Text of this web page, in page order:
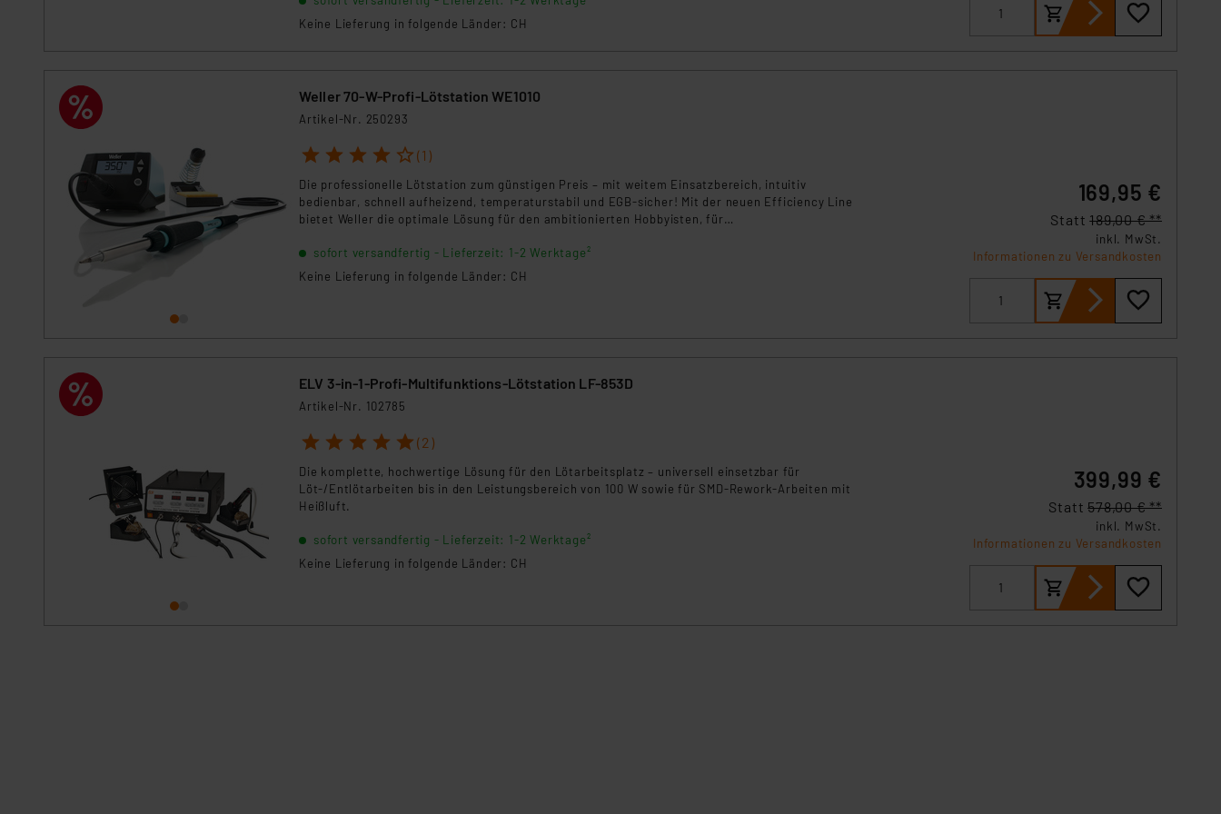
Impressum|Datenschutzerklärung
Keine Lieferung in folgende Länder: CH
Weller 70-W-Profi-Lötstation WE1010
Artikel-Nr. 250293
1 2 3 4 5 (1)
Die professionelle Lötstation zum günstigen Preis – mit weitem Einsatzbereich, intuitiv
bedienbar, schnell aufheizend, temperaturstabil und EGB-sicher! Mit der neuen Efficiency Line
bietet Weller die optimale Lösung für den ambitionierten Hobbyisten, für
sofort versandfertig - Lieferzeit: 1-2 Werktage²
Keine Lieferung in folgende Länder: CH
169,95 €
Statt189,00 € **
inkl. MwSt.
Informationen zu Versandkosten
ELV 3-in-1-Profi-Multifunktions-Lötstation LF-853D
Artikel-Nr. 102785
1 2 3 4 5 (2)
Die komplette, hochwertige Lösung für den Lötarbeitsplatz – universell einsetzbar für
Löt-/Entlötarbeiten bis in den Leistungsbereich von 100 W sowie für SMD-Rework-Arbeiten mit
Heißluft.
sofort versandfertig - Lieferzeit: 1-2 Werktage²
Keine Lieferung in folgende Länder: CH
399,99 €
Statt578,00 € **
inkl. MwSt.
Informationen zu Versandkosten